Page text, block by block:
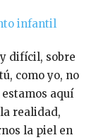
difícil, sobre
como yo, no
aquí
realidad,
la piel en